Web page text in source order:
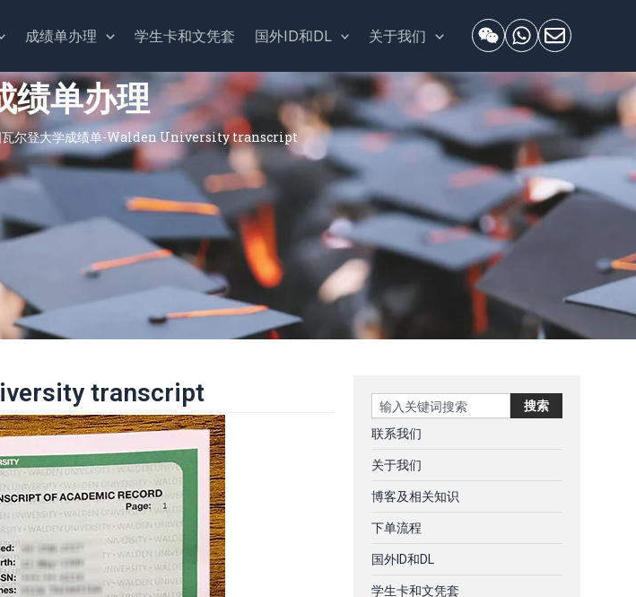
成绩单办理 学生卡和文凭套 国外ID和DL 关于我们
绩单办理
瓦尔登大学成绩单-Walden University transcript
transcript Search 搜索
联系我们
关于我们
博客及相关知识
下单流程
国外ID和DL
学生卡和文凭套